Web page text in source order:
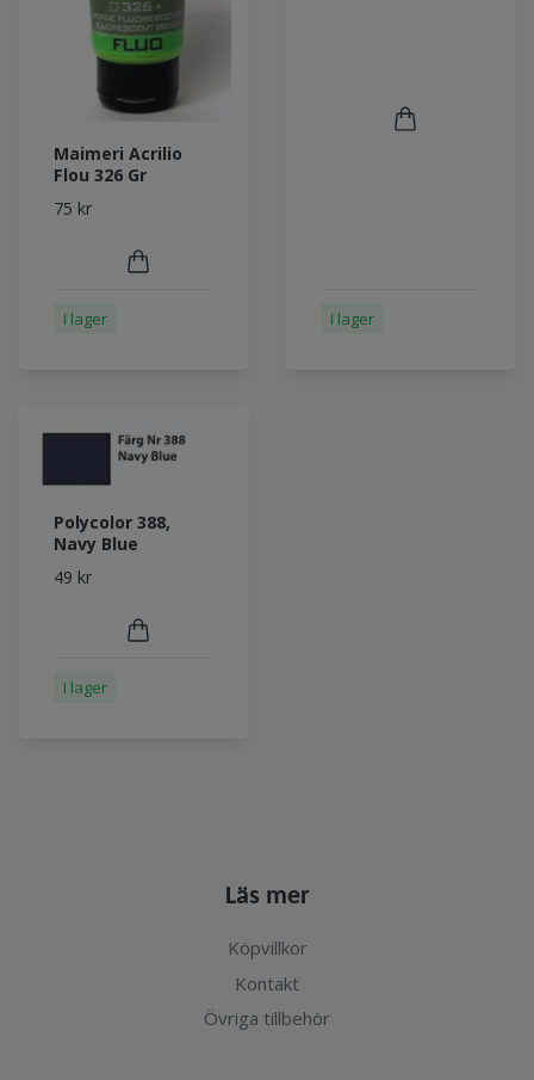
Maimeri Acrilio
Flou 326 Gr
75 kr
I lager I lager
Polycolor 388,
Navy Blue
49 kr
I lager
Läs mer
Köpvillkor
Kontakt
Övriga tillbehör